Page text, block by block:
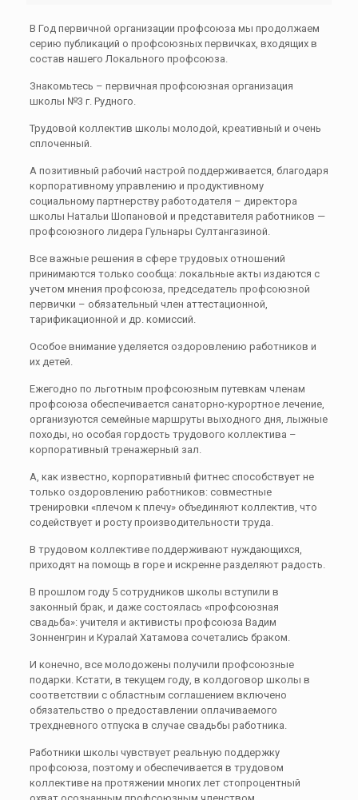
В Год первичной организации профсоюза мы продолжаем
серию публикаций о профсоюзных первичках, входящих в
состав нашего Локального профсоюза.
Знакомьтесь – первичная профсоюзная организация
школы №3 г. Рудного.
Трудовой коллектив школы молодой, креативный и очень
сплоченный.
А позитивный рабочий настрой поддерживается, благодаря
корпоративному управлению и продуктивному
социальному партнерству работодателя – директора
школы Натальи Шопановой и представителя работников —
профсоюзного лидера Гульнары Султангазиной.
Все важные решения в сфере трудовых отношений
принимаются только сообща: локальные акты издаются с
учетом мнения профсоюза, председатель профсоюзной
первички – обязательный член аттестационной,
тарификационной и др. комиссий.
Особое внимание уделяется оздоровлению работников и
их детей.
Ежегодно по льготным профсоюзным путевкам членам
профсоюза обеспечивается санаторно-курортное лечение,
организуются семейные маршруты выходного дня, лыжные
походы, но особая гордость трудового коллектива –
корпоративный тренажерный зал.
А, как известно, корпоративный фитнес способствует не
только оздоровлению работников: совместные
тренировки «плечом к плечу» объединяют коллектив, что
содействует и росту производительности труда.
В трудовом коллективе поддерживают нуждающихся,
приходят на помощь в горе и искренне разделяют радость.
В прошлом году 5 сотрудников школы вступили в
законный брак, и даже состоялась «профсоюзная
свадьба»: учителя и активисты профсоюза Вадим
Зонненгрин и Куралай Хатамова сочетались браком.
И конечно, все молодожены получили профсоюзные
подарки. Кстати, в текущем году, в колдоговор школы в
соответствии с областным соглашением включено
обязательство о предоставлении оплачиваемого
трехдневного отпуска в случае свадьбы работника.
Работники школы чувствует реальную поддержку
профсоюза, поэтому и обеспечивается в трудовом
коллективе на протяжении многих лет стопроцентный